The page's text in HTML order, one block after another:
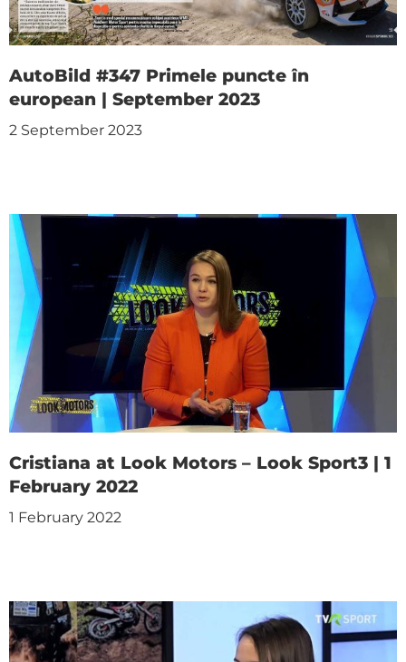
AutoBild #347 Primele puncte în
european | September 2023
2 September 2023
Cristiana at Look Motors – Look Sport3 | 1
February 2022
1 February 2022